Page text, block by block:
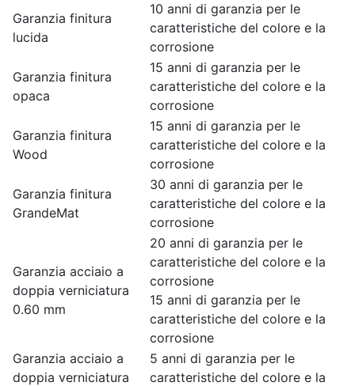
Garanzia finitura
lucida
10 anni di garanzia per le
caratteristiche del colore e la
corrosione
Garanzia finitura
opaca
15 anni di garanzia per le
caratteristiche del colore e la
corrosione
Garanzia finitura
Wood
15 anni di garanzia per le
caratteristiche del colore e la
corrosione
Garanzia finitura
GrandeMat
30 anni di garanzia per le
caratteristiche del colore e la
corrosione
Garanzia acciaio a
doppia verniciatura
0.60 mm
20 anni di garanzia per le
caratteristiche del colore e la
corrosione
15 anni di garanzia per le
caratteristiche del colore e la
corrosione
Garanzia acciaio a
doppia verniciatura
5 anni di garanzia per le
caratteristiche del colore e la